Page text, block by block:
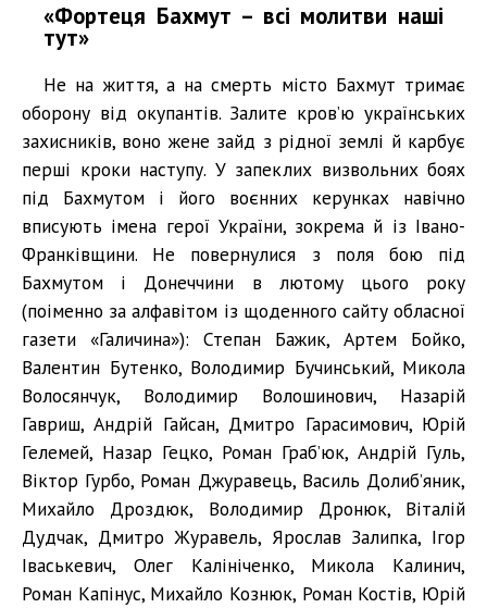
«Фортеця Бахмут – всі молитви наші
тут»
Не на життя, а на смерть місто Бахмут тримає
оборону від окупантів. Залите кров’ю українських
захисників, воно жене зайд з рідної землі й карбує
перші кроки наступу. У запеклих визвольних боях
під Бахмутом і його воєнних керунках навічно
вписують імена герої України, зокрема й із Івано-
Франківщини. Не повернулися з поля бою під
Бахмутом і Донеччини в лютому цього року
(поіменно за алфавітом із щоденного сайту обласної
газети «Галичина»): Степан Бажик, Артем Бойко,
Валентин Бутенко, Володимир Бучинський, Микола
Волосянчук, Володимир Волошинович, Назарій
Гавриш, Андрій Гайсан, Дмитро Гарасимович, Юрій
Гелемей, Назар Гецко, Роман Граб’юк, Андрій Гуль,
Віктор Гурбо, Роман Джуравець, Василь Долиб’яник,
Михайло Дроздюк, Володимир Дронюк, Віталій
Дудчак, Дмитро Журавель, Ярослав Залипка, Ігор
Іваськевич, Олег Калініченко, Микола Калинич,
Роман Капінус, Михайло Кознюк, Роман Костів, Юрій